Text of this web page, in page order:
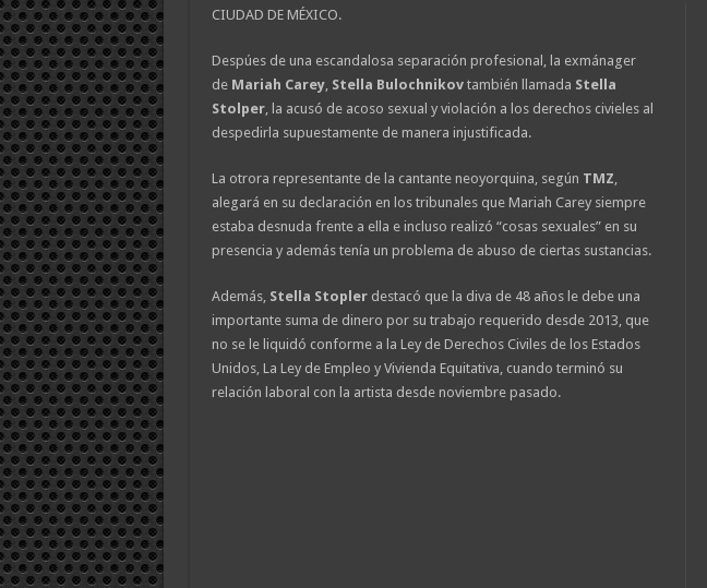
CIUDAD DE MÉXICO.
Despúes de una escandalosa separación profesional, la exmánager
de Mariah Carey,Stella Bulochnikov también llamada Stella
Stolper, la acusó de acoso sexual y violación a los derechos civieles al
despedirla supuestamente de manera injustificada.
La otrora representante de la cantante neoyorquina, según TMZ,
alegará en su declaración en los tribunales que Mariah Carey siempre
estaba desnuda frente a ella e incluso realizó “cosas sexuales” en su
presencia y además tenía un problema de abuso de ciertas sustancias.
Además, Stella Stopler destacó que la diva de 48 años le debe una
importante suma de dinero por su trabajo requerido desde 2013, que
no se le liquidó conforme a la Ley de Derechos Civiles de los Estados
Unidos, La Ley de Empleo y Vivienda Equitativa, cuando terminó su
relación laboral con la artista desde noviembre pasado.